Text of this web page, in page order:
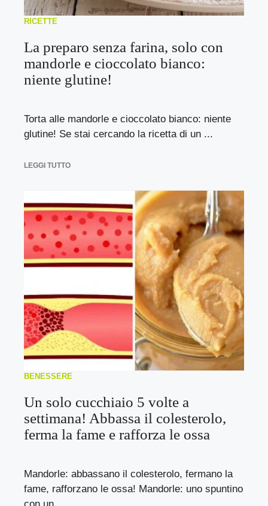
RICETTE
La preparo senza farina, solo con
mandorle e cioccolato bianco:
niente glutine!
Torta alle mandorle e cioccolato bianco: niente
glutine! Se stai cercando la ricetta di un ...
LEGGI TUTTO
BENESSERE
Un solo cucchiaio 5 volte a
settimana! Abbassa il colesterolo,
ferma la fame e rafforza le ossa
Mandorle: abbassano il colesterolo, fermano la
fame, rafforzano le ossa! Mandorle: uno spuntino
con un ...